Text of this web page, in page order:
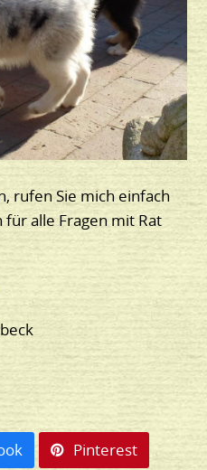
rufen Sie mich einfach
alle Fragen mit Rat
Pinterest